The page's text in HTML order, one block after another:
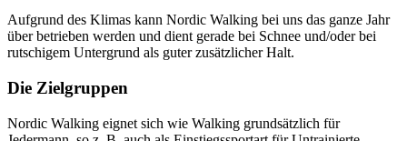
Aufgrund des Klimas kann Nordic Walking bei uns das ganze Jahr
über betrieben werden und dient gerade bei Schnee und/oder bei
rutschigem Untergrund als guter zusätzlicher Halt.
Die Zielgruppen
Nordic Walking eignet sich wie Walking grundsätzlich für